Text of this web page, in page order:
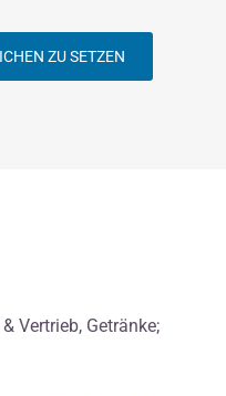
ZU SETZEN
Vertrieb, Getränke;